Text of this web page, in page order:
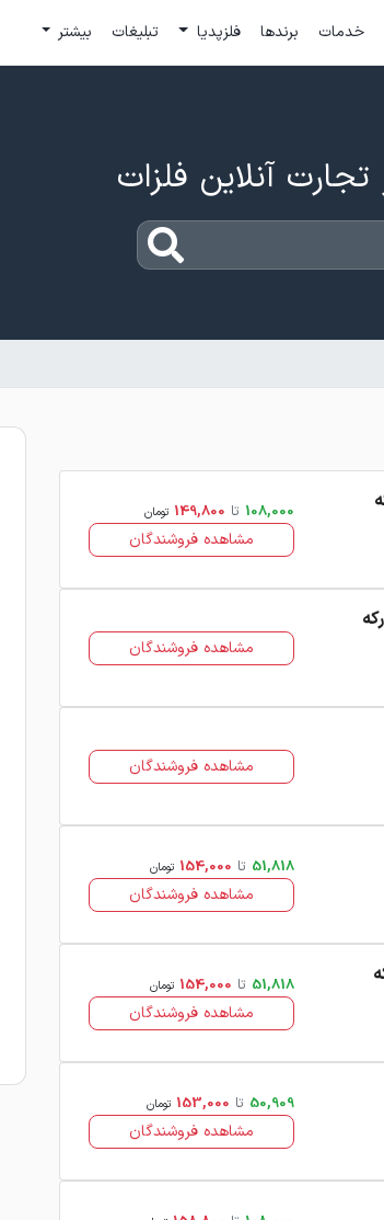
خدمات برندها فلزپدیا تبلیغات بیشتر
108,000 تا 149,800 تومان
مشاهده فروشندگان
مشاهده فروشندگان
مشاهده فروشندگان
51,818 تا 154,000 تومان
مشاهده فروشندگان
51,818 تا 154,000 تومان
مشاهده فروشندگان
50,909 تا 153,000 تومان
مشاهده فروشندگان